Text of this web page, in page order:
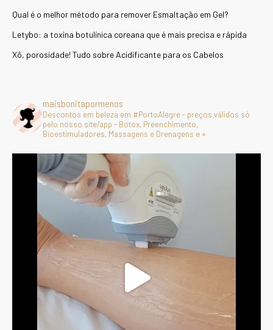
Qual é o melhor método para remover Esmaltação em Gel?
Letybo: a toxina botulínica coreana que é mais precisa e rápida
Xô, porosidade! Tudo sobre Acidificante para os Cabelos
maisbonitapormenos
Descontos em beleza em #PortoAlegre - preços válidos só
pelo nosso site/app - Botox, Preenchimento,
Bioestimuladores, Massagens e Drenagens e +